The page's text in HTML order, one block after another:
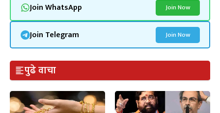
Join WhatsApp Join Now
Join Telegram Join Now
पुढे वाचा